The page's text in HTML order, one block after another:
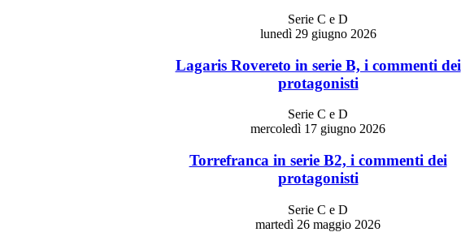
Serie C e D
lunedì 29 giugno 2026
Lagaris Rovereto in serie B, i commenti dei
protagonisti
Serie C e D
mercoledì 17 giugno 2026
Torrefranca in serie B2, i commenti dei
protagonisti
Serie C e D
martedì 26 maggio 2026